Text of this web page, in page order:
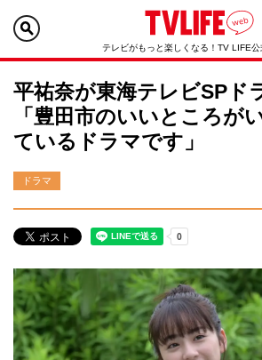
テレビがもっと楽しくなる！TV LIFE公
平祐奈が東海テレビSPド
「豊田市のいいところが
ているドラマです」
ドラマ